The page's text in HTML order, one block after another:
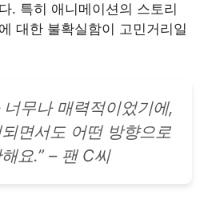
. 특히 애니메이션의 스토리
대한 불확실함이 고민거리일
너무나 매력적이었기에,
면서도 어떤 방향으로
요.” – 팬 C씨